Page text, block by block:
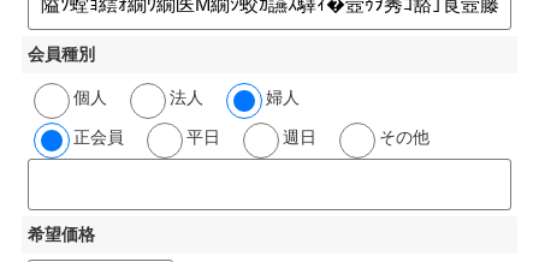
会員種別
個人 法人 婦人
正会員 平日 週日 その他
希望価格